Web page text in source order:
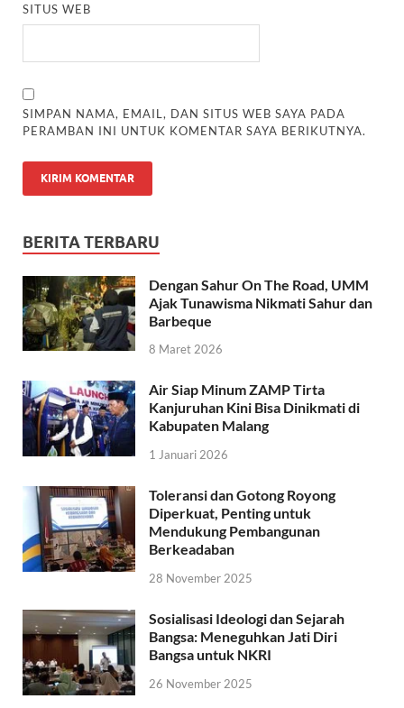
SITUS WEB
SIMPAN NAMA, EMAIL, DAN SITUS WEB SAYA PADA
PERAMBAN INI UNTUK KOMENTAR SAYA BERIKUTNYA.
BERITA TERBARU
Dengan Sahur On The Road, UMM
Ajak Tunawisma Nikmati Sahur dan
Barbeque
8 Maret 2026
Air Siap Minum ZAMP Tirta
Kanjuruhan Kini Bisa Dinikmati di
Kabupaten Malang
1 Januari 2026
Toleransi dan Gotong Royong
Diperkuat, Penting untuk
Mendukung Pembangunan
Berkeadaban
28 November 2025
Sosialisasi Ideologi dan Sejarah
Bangsa: Meneguhkan Jati Diri
Bangsa untuk NKRI
26 November 2025